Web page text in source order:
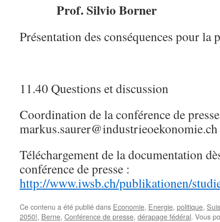
Prof. Silvio Borner
Présentation des conséquences pour
11.40 Questions et discussion
Coordination de la conférence de
Téléchargement de la documentation
conférence de presse :
http://www.iwsb.ch/publikationen/
Ce contenu a été publié dans Economie, Energie, politique,
2050!, Berne, Conférence de presse, dérapage fédéral. Vous